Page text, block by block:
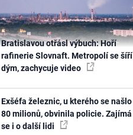
Bratislavou otřásl výbuch: Hoří
rafinerie Slovnaft. Metropolí se šíří
dým, zachycuje video
Exšéfa železnic, u kterého se našlo
80 milionů, obvinila policie. Zajímá
se i o další lidi